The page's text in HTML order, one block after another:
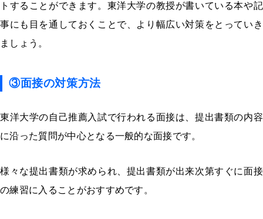
トすることができます。東洋大学の教授が書いている本や記
事にも目を通しておくことで、より幅広い対策をとっていき
ましょう。
③面接の対策方法
東洋大学の自己推薦入試で行われる面接は、提出書類の内容
に沿った質問が中心となる一般的な面接です。
様々な提出書類が求められ、提出書類が出来次第すぐに面接
の練習に入ることがおすすめです。